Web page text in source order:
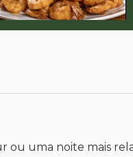
ou uma noite mais